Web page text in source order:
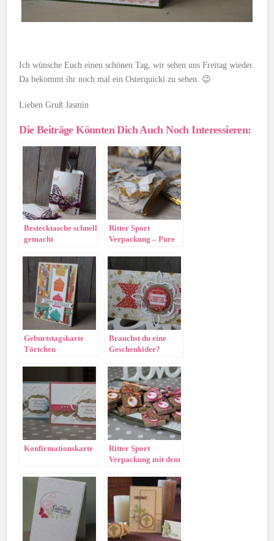
Ich wünsche Euch einen schönen Tag, wir sehen uns Freitag wieder.
Da bekommt ihr noch mal ein Osterquicki zu sehen. 😉
Lieben Gruß Jasmin
Die Beiträge Könnten Dich Auch Noch Interessieren:
Bestecktasche schnell
gemacht
Ritter Sport
Verpackung – Pure
Geburtstagskarte
Törtchen
Brauchst du eine
Geschenkidee?
Konfirmationskarte
Ritter Sport
Verpackung mit dem